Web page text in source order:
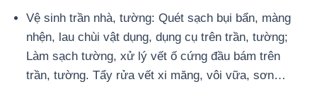
Vệ sinh trần nhà, tường: Quét sạch bụi bẩn, màng
nhện, lau chùi vật dụng, dụng cụ trên trần, tường;
Làm sạch tường, xử lý vết ố cứng đầu bám trên
trần, tường. Tẩy rửa vết xi măng, vôi vữa, sơn…